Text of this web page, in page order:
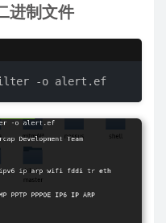
进制文件
-o alert.ef